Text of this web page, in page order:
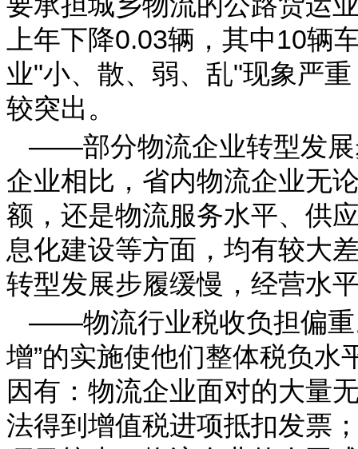
上年下降0.03辆，其中10辆
业"小、散、弱、乱"现象严
较突出。
——部分物流企业转型发展
企业相比，省内物流企业无
额，还是物流服务水平、供
息化建设等方面，均有较大
转型发展步履缓慢，经营水
——物流行业税收负担偏重
增”的实施使他们整体税负
因有：物流企业面对的大量
法得到增值税进项抵扣发票